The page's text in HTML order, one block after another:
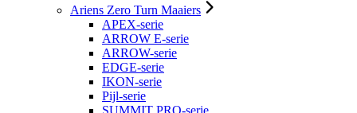
Ariens Zero Turn Maaiers
APEX-serie
ARROW E-serie
ARROW-serie
EDGE-serie
IKON-serie
Pijl-serie
SUMMIT PRO-serie